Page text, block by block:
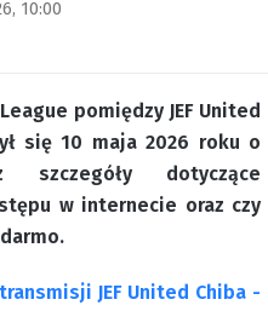
10:00
pomiędzy JEF United
się 10 maja 2026 roku o
szczegóły dotyczące
w internecie oraz czy
transmisji JEF United Chiba -